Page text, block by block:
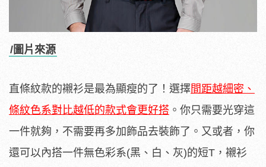
/圖片來源
直條紋款的襯衫是最為顯瘦的了！選擇間距越細密、
條紋色系對比越低的款式會更好搭 。你只需要光穿這
一件就夠，不需要再多加飾品去裝飾了。又或者，你
還可以內搭一件無色彩系(黑、白、灰)的短T，襯衫